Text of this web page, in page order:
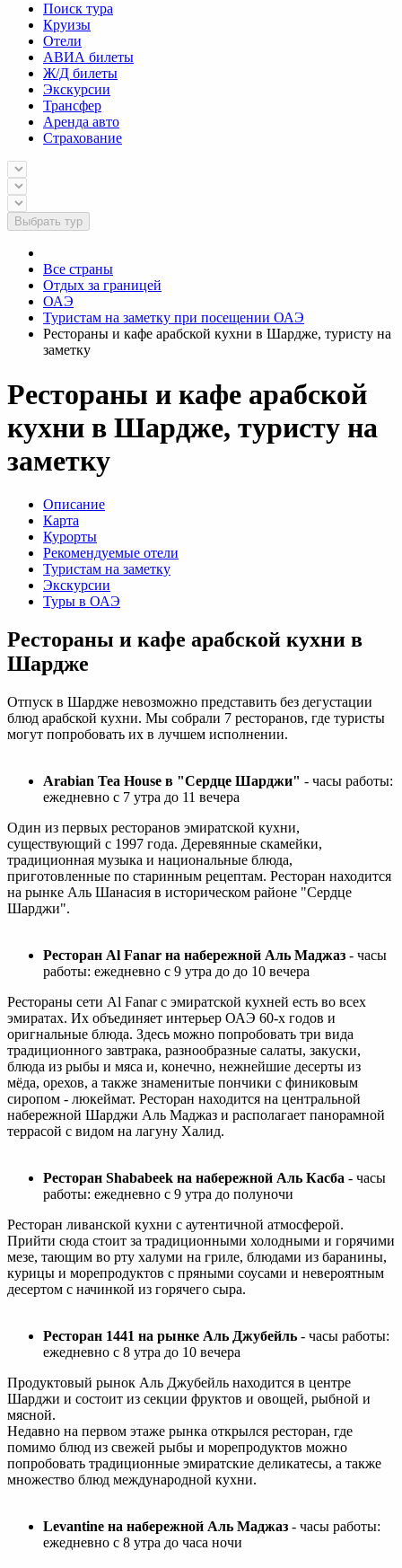
Поиск тура
Круизы
Отели
АВИА билеты
Ж/Д билеты
Экскурсии
Трансфер
Аренда авто
Страхование
Выбрать тур
Все страны
Отдых за границей
ОАЭ
Туристам на заметку при посещении ОАЭ
Рестораны и кафе арабской кухни в Шардже, туристу на
заметку
Рестораны и кафе арабской
кухни в Шардже, туристу на
заметку
Описание
Карта
Курорты
Рекомендуемые отели
Туристам на заметку
Экскурсии
Туры в ОАЭ
Рестораны и кафе арабской кухни в
Шардже
Отпуск в Шардже невозможно представить без дегустации
блюд арабской кухни. Мы собрали 7 ресторанов, где туристы
могут попробовать их в лучшем исполнении.
Arabian Tea House в "Сердце Шарджи" - часы работы:
ежедневно с 7 утра до 11 вечера
Один из первых ресторанов эмиратской кухни,
существующий с 1997 года. Деревянные скамейки,
традиционная музыка и национальные блюда,
приготовленные по старинным рецептам. Ресторан находится
на рынке Аль Шанасия в историческом районе "Сердце
Шарджи".
Ресторан Al Fanar на набережной Аль Маджаз - часы
работы: ежедневно с 9 утра до до 10 вечера
Рестораны сети Al Fanar с эмиратской кухней есть во всех
эмиратах. Их объединяет интерьер ОАЭ 60-х годов и
оригнальные блюда. Здесь можно попробовать три вида
традиционного завтрака, разнообразные салаты, закуски,
блюда из рыбы и мяса и, конечно, нежнейшие десерты из
мёда, орехов, а также знаменитые пончики с финиковым
сиропом - люкеймат. Ресторан находится на центральной
набережной Шарджи Аль Маджаз и располагает панорамной
террасой с видом на лагуну Халид.
Ресторан Shababeek на набережной Аль Касба - часы
работы: ежедневно с 9 утра до полуночи
Ресторан ливанской кухни с аутентичной атмосферой.
Прийти сюда стоит за традиционными холодными и горячими
мезе, тающим во рту халуми на гриле, блюдами из баранины,
курицы и морепродуктов с пряными соусами и невероятным
десертом с начинкой из горячего сыра.
Ресторан 1441 на рынке Аль Джубейль - часы работы:
ежедневно с 8 утра до 10 вечера
Продуктовый рынок Аль Джубейль находится в центре
Шарджи и состоит из секции фруктов и овощей, рыбной и
мясной.
Недавно на первом этаже рынка открылся ресторан, где
помимо блюд из свежей рыбы и морепродуктов можно
попробовать традиционные эмиратские деликатесы, а также
множество блюд международной кухни.
Levantine на набережной Аль Маджаз - часы работы:
ежедневно с 8 утра до часа ночи